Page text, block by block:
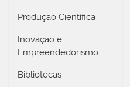
Produção Científica
Inovação e
Empreendedorismo
Bibliotecas